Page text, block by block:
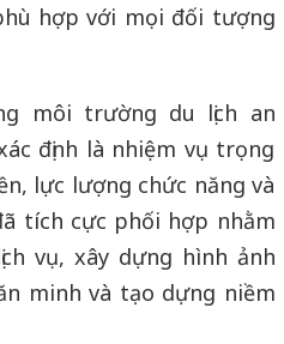
hợp với mọi đối tượng
môi trường du lịch an
định là nhiệm vụ trọng
lực lượng chức năng và
tích cực phối hợp nhằm
vụ, xây dựng hình ảnh
minh và tạo dựng niềm